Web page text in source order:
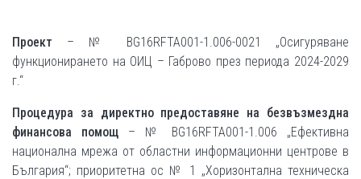
Проект – № BG16RFTA001-1.006-0021 „Осигуряване
функционирането на ОИЦ – Габрово през периода 2024-2029
г.“
Процедура за директно предоставяне на безвъзмездна
финансова помощ – № BG16RFTA001-1.006 „Ефективна
национална мрежа от областни информационни центрове в
България“; приоритетна ос № 1 „Хоризонтална техническа